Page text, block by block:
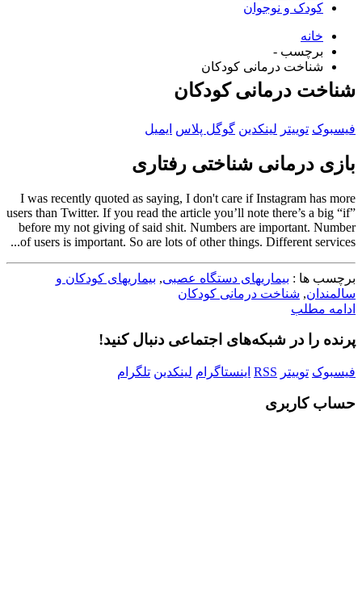
کودک و نوجوان
خانه
برچسب -
شناخت درمانی کودکان
شناخت درمانی کودکان
فیسبوک توییتر لینکدین گوگل پلاس ایمیل
بازی درمانی شناختی رفتاری
I was recently quoted as saying, I don't care if Instagram has more
users than Twitter. If you read the article you’ll note there’s a big “if”
before my not giving of said shit. Numbers are important. Number
of users is important. So are lots of other things. Different services...
برچسب ها : بیماریهای دستگاه عصبی, بیماریهای کودکان و
سالمندان, شناخت درمانی کودکان
ادامه مطلب
پرنده را در شبکه‌های اجتماعی دنبال کنید!
فیسبوک توییتر RSS اینستاگرام لینکدین تلگرام
حساب کاربری